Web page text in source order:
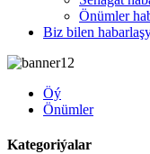
Önümler
Biz bilen
Öý
Önümler
Kategoriýalar